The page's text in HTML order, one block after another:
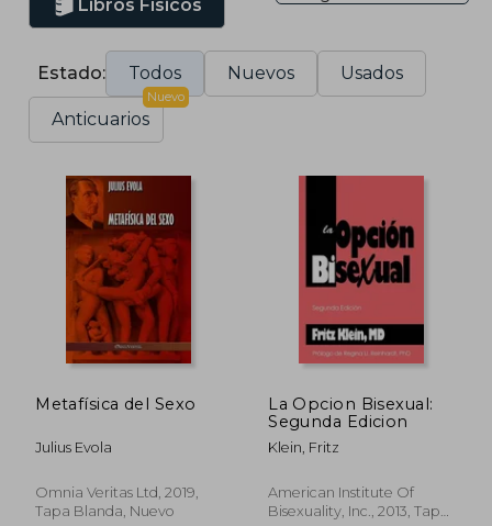
Libros Físicos
Estado: Todos Nuevos Usados
Anticuarios
Nuevo
Metafísica del Sexo
Julius Evola
Omnia Veritas Ltd, 2019,
Tapa Blanda, Nuevo
La Opcion Bisexual:
Segunda Edicion
Klein, Fritz
American Institute Of
Bisexuality, Inc., 2013, Tapa